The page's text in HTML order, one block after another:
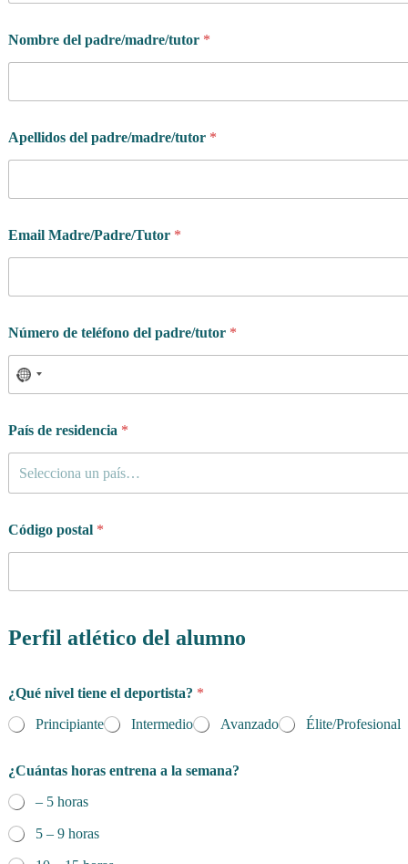
Nombre del padre/madre/tutor *
Apellidos del padre/madre/tutor *
Email Madre/Padre/Tutor *
Número de teléfono del padre/tutor *
País de residencia *
Selecciona un país…
Código postal *
Perfil atlético del alumno
¿Qué nivel tiene el deportista? *
Principiante
Intermedio Avanzado Élite/Profesional
¿Cuántas horas entrena a la semana?
– 5 horas
5 – 9 horas